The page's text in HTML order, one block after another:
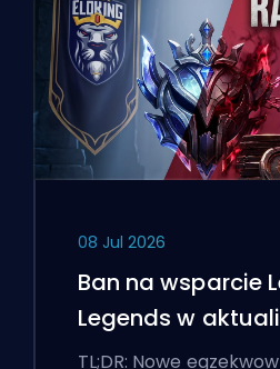
08 Jul 2026
Ban na wsparcie
Legends w
flagi boostingu
TL;DR: Nowe